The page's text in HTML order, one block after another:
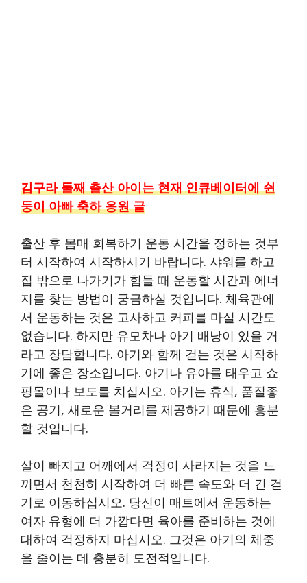
김구라 둘째 출산 아이는 현재 인큐베이터에 쉰
둥이 아빠 축하 응원 글
출산 후 몸매 회복하기 운동 시간을 정하는 것부
터 시작하여 시작하시기 바랍니다. 샤워를 하고
집 밖으로 나가기가 힘들 때 운동할 시간과 에너
지를 찾는 방법이 궁금하실 것입니다. 체육관에
서 운동하는 것은 고사하고 커피를 마실 시간도
없습니다. 하지만 유모차나 아기 배낭이 있을 거
라고 장담합니다. 아기와 함께 걷는 것은 시작하
기에 좋은 장소입니다. 아기나 유아를 태우고 쇼
핑몰이나 보도를 치십시오. 아기는 휴식, 품질좋
은 공기, 새로운 볼거리를 제공하기 때문에 흥분
할 것입니다.
살이 빠지고 어깨에서 걱정이 사라지는 것을 느
끼면서 천천히 시작하여 더 빠른 속도와 더 긴 걷
기로 이동하십시오. 당신이 매트에서 운동하는
여자 유형에 더 가깝다면 육아를 준비하는 것에
대하여 걱정하지 마십시오. 그것은 아기의 체중
을 줄이는 데 충분히 도전적입니다.